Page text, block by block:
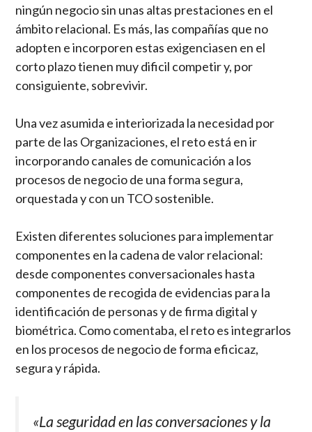
ningún negocio sin unas altas prestaciones en el
ámbito relacional. Es más, las compañías que no
adopten e incorporen estas exigenciasen en el
corto plazo tienen muy dificil competir y, por
consiguiente, sobrevivir.
Una vez asumida e interiorizada la necesidad por
parte de las Organizaciones, el reto está en ir
incorporando canales de comunicación a los
procesos de negocio de una forma segura,
orquestada y con un TCO sostenible.
Existen diferentes soluciones para implementar
componentes en la cadena de valor relacional:
desde componentes conversacionales hasta
componentes de recogida de evidencias para la
identificación de personas y de firma digital y
biométrica. Como comentaba, el reto es integrarlos
en los procesos de negocio de forma eficicaz,
segura y rápida.
«La seguridad en las conversaciones y la